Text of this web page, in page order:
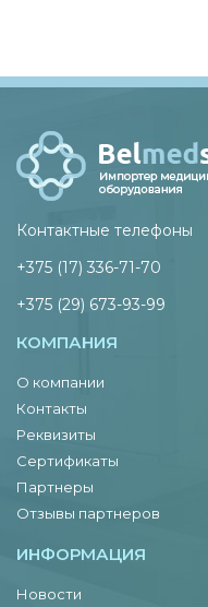
Контактные телефоны
+375 (17) 336-71-70
+375 (29) 673-93-99
КОМПАНИЯ
О компании
Контакты
Реквизиты
Сертификаты
Партнеры
Отзывы партнеров
ИНФОРМАЦИЯ
Новости